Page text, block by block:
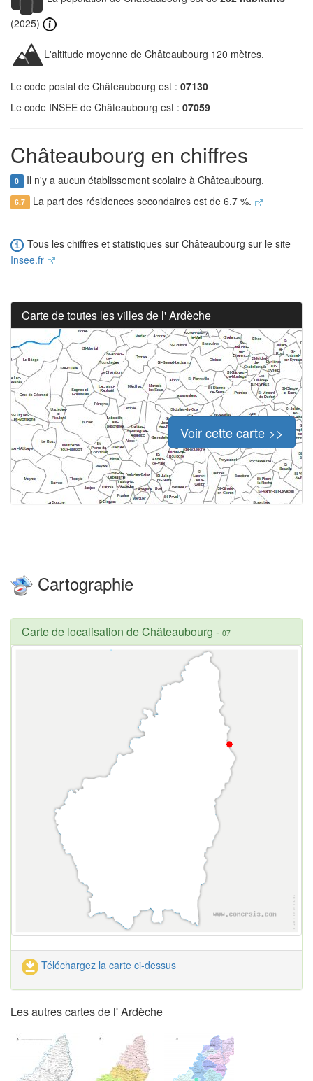
(2025)
L'altitude moyenne de Châteaubourg 120 mètres.
Le code postal de Châteaubourg est : 07130
Le code INSEE de Châteaubourg est : 07059
Châteaubourg en chiffres
0 Il n'y a aucun établissement scolaire à Châteaubourg.
6.7 La part des résidences secondaires est de 6.7 %.
Tous les chiffres et statistiques sur Châteaubourg sur le site
Insee.fr
Carte de toutes les villes de l' Ardèche
Voir cette carte >>
Cartographie
Carte de localisation de Châteaubourg - 07
Téléchargez la carte ci-dessus
Les autres cartes de l' Ardèche